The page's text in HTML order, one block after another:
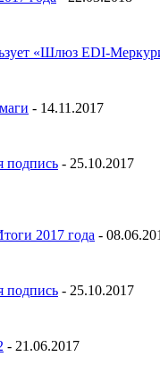
«Шлюз EDI-
- 14.11.2017
подпись - 25.10.2017
2017 года -
подпись - 25.10.2017
- 21.06.2017